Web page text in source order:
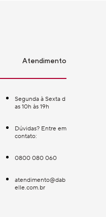
Atendimento
Segunda à Sexta d
as 10h às 19h
Dúvidas? Entre em
contato:
0800 080 060
atendimento@dab
elle.com.br